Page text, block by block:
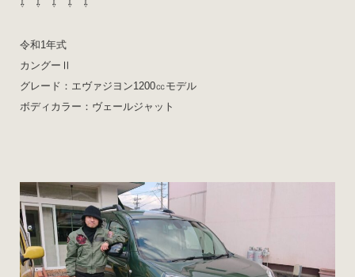
⇩ ⇩ ⇩ ⇩ ⇩
令和1年式
カングーⅡ
グレード：エヴァジヨン1200㏄モデル
ボディカラー：ヴェールジャット